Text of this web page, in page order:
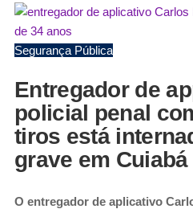
Segurança Pública
Entregador de
policial penal
tiros está
grave em Cuiabá
O entregador de aplicativo